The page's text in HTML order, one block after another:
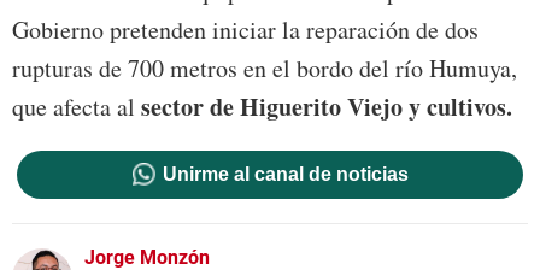
Gobierno pretenden iniciar la reparación de dos
rupturas de 700 metros en el bordo del río Humuya,
que afecta al sector de Higuerito Viejo y cultivos.
Unirme al canal de noticias
Jorge Monzón